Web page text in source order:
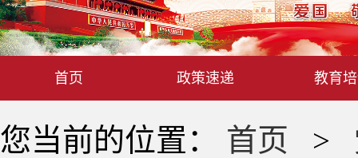
首页 政策速递 教育
您当前的位置： 首页 >